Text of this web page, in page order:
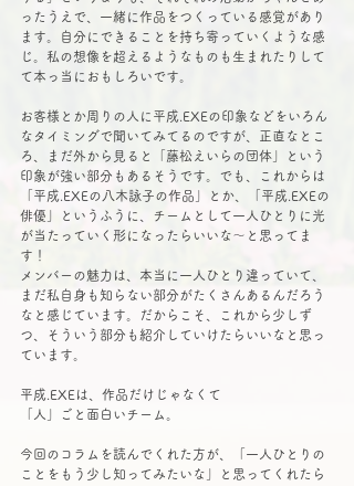
ったうえで、一緒に作品をつくっている感覚があり
ます。自分にできることを持ち寄っていくような感
じ。私の想像を超えるようなものも生まれたりして
て本っ当におもしろいです。
お客様とか周りの人に平成.EXEの印象などをいろん
なタイミングで聞いてみてるのですが、正直なとこ
ろ、まだ外から見ると「藤松えいらの団体」という
印象が強い部分もあるそうです。でも、これからは
「平成.EXEの八木詠子の作品」とか、「平成.EXEの
俳優」というふうに、チームとして一人ひとりに光
が当たっていく形になったらいいな〜と思ってま
す！
メンバーの魅力は、本当に一人ひとり違っていて、
まだ私自身も知らない部分がたくさんあるんだろう
なと感じています。だからこそ、これから少しず
つ、そういう部分も紹介していけたらいいなと思っ
ています。
平成.EXEは、作品だけじゃなくて
「人」ごと面白いチーム。
今回のコラムを読んでくれた方が、「一人ひとりの
ことをもう少し知ってみたいな」と思ってくれたら